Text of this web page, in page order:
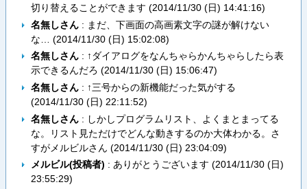
切り替えることができます (2014/11/30 (日) 14:41:16)
名無しさん: まだ、下画面の高画素文字の謎が解けない
な… (2014/11/30 (日) 15:02:08)
名無しさん: ↑ダイアログをなんちゃらかんちゃらしたら表
示できるんだろ (2014/11/30 (日) 15:06:47)
名無しさん: ↑三号からの新機能だった気がする
(2014/11/30 (日) 22:11:52)
名無しさん: しかしプログラムリスト、よくまとまってる
な。リスト見ただけでどんな動きするのか大体わかる。さ
すがメルビルさん (2014/11/30 (日) 23:04:09)
メルビル(投稿者) : ありがとうございます (2014/11/30 (日)
23:55:29)